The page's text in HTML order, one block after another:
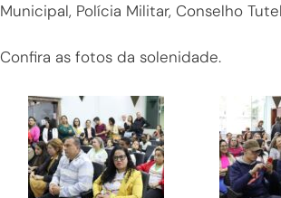
Municipal, Polícia Militar, Conselho
Confira as fotos da solenidade.